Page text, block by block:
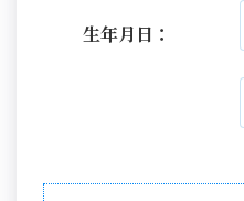
生年月日：